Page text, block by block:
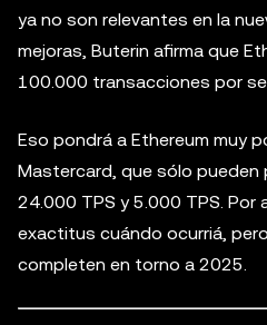
ya no son relevantes en la
mejoras, Buterin afirma que
100.000 transacciones por
Eso pondrá a Ethereum muy
Mastercard, que sólo pueden
24.000 TPS y 5.000 TPS. Por
exactitus cuándo ocurriá,
completen en torno a 2025.